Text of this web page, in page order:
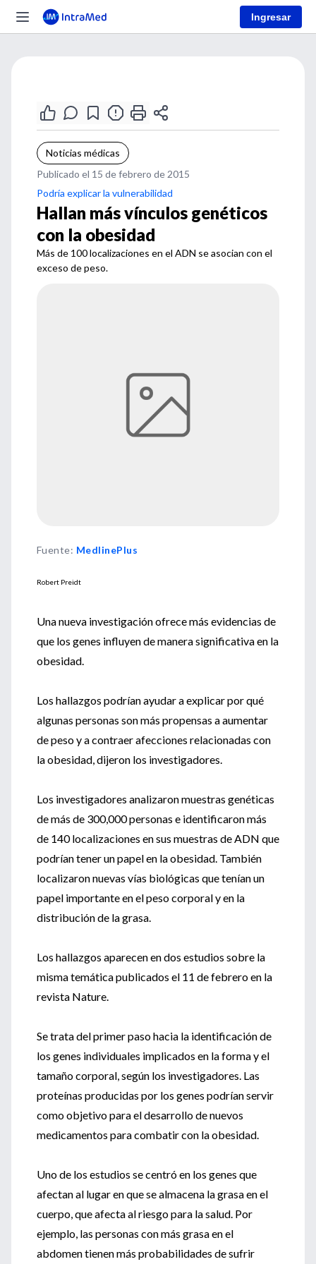
Ingresar
Noticias médicas
Publicado el 15 de febrero de 2015
Podría explicar la vulnerabilidad
Hallan más vínculos genéticos
con la obesidad
Más de 100 localizaciones en el ADN se asocian con el
exceso de peso.
Fuente: MedlinePlus
Robert Preidt
Una nueva investigación ofrece más evidencias de
que los genes influyen de manera significativa en la
obesidad.
Los hallazgos podrían ayudar a explicar por qué
algunas personas son más propensas a aumentar
de peso y a contraer afecciones relacionadas con
la obesidad, dijeron los investigadores.
Los investigadores analizaron muestras genéticas
de más de 300,000 personas e identificaron más
de 140 localizaciones en sus muestras de ADN que
podrían tener un papel en la obesidad. También
localizaron nuevas vías biológicas que tenían un
papel importante en el peso corporal y en la
distribución de la grasa.
Los hallazgos aparecen en dos estudios sobre la
misma temática publicados el 11 de febrero en la
revista Nature.
Se trata del primer paso hacia la identificación de
los genes individuales implicados en la forma y el
tamaño corporal, según los investigadores. Las
proteínas producidas por los genes podrían servir
como objetivo para el desarrollo de nuevos
medicamentos para combatir con la obesidad.
Uno de los estudios se centró en los genes que
afectan al lugar en que se almacena la grasa en el
cuerpo, que afecta al riesgo para la salud. Por
ejemplo, las personas con más grasa en el
abdomen tienen más probabilidades de sufrir